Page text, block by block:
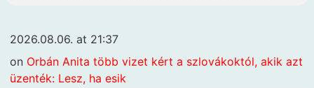
2026.08.06. at 21:37
on Orbán Anita több vizet kért a szlovákoktól, akik azt
üzenték: Lesz, ha esik